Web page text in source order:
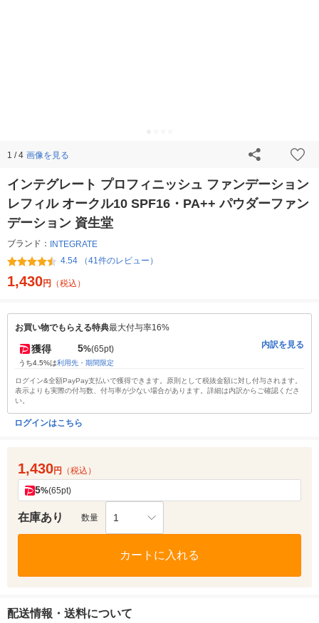
1 / 4 画像を見る
インテグレート プロフィニッシュ ファンデーション
レフィル オークル10 SPF16・PA++ パウダーファン
デーション 資生堂
ブランド： INTEGRATE
4.54 （41件のレビュー）
1,430円 （税込）
お買い物でもらえる特典最大付与率16%
獲得 5%(65pt)
うち4.5%は利用先・期間限定
内訳を見る
ログイン&全額PayPay支払いで獲得できます。原則として税抜金額に対し付与されます。
表示よりも実際の付与数、付与率が少ない場合があります。詳細は内訳からご確認くださ
い。
ログインはこちら
1,430円 （税込）
5%(65pt)
在庫あり 数量 1
カートに入れる
配送情報・送料について